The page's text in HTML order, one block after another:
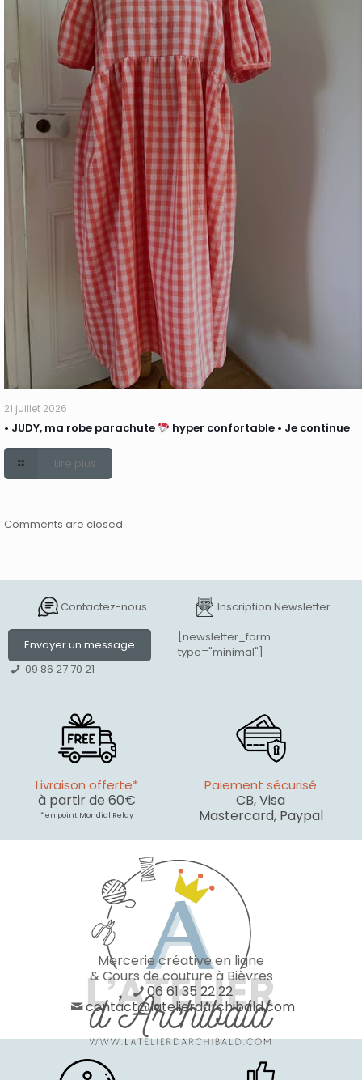
21 juillet 2026
• JUDY, ma robe parachute hyper confortable • Je continue
Lire plus
Comments are closed.
Contactez-nous
Envoyer un message
09 86 27 70 21
Inscription Newsletter
[newsletter_form
type="minimal"]
Livraison offerte*
à partir de 60€
* en point Mondial Relay
Paiement sécurisé
CB, Visa
Mastercard, Paypal
Mercerie créative en ligne
& Cours de couture à Bièvres
06 61 35 22 22
contact@latelierdarchibald.com